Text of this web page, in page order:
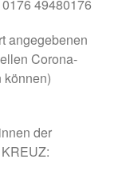
49480176
angegebenen
Corona-
können)
der